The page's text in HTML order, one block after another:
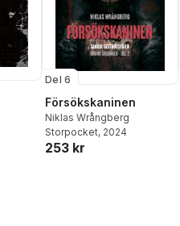
Del 6
Försökskaninen
Niklas Wrångberg
Storpocket, 2024
253 kr